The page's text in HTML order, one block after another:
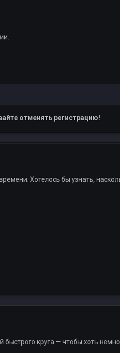
отменять регистрацию!
Хотелось бы узнать,
круга — чтобы хоть